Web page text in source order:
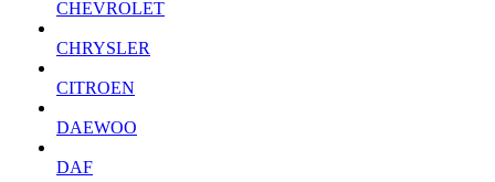
CHEVROLET
CHRYSLER
CITROEN
DAEWOO
DAF